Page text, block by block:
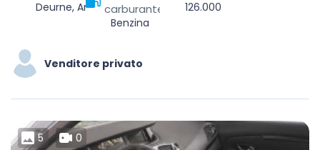
Deurne, Antwerpen, Vlaanderen, 2100, België carburante
Benzina
126.000
Venditore privato
5 0